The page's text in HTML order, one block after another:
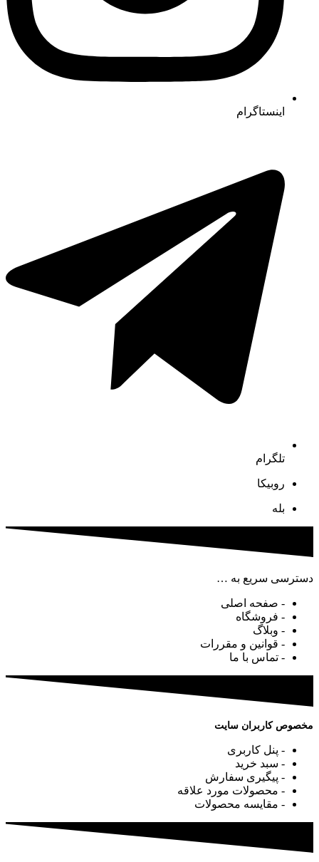
اینستاگرام
تلگرام
روبیکا
بله
دسترسی سریع به …
- صفحه اصلی
- فروشگاه
- وبلاگ
- قوانین و مقررات
- تماس با ما
مخصوص کاربران سایت
- پنل کاربری
- سبد خرید
- پیگیری سفارش
- محصولات مورد علاقه
- مقایسه محصولات